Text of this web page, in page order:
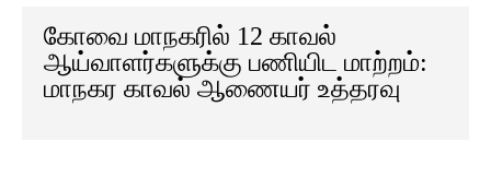
கோவை மாநகரில் 12 காவல்
ஆய்வாளர்களுக்கு பணியிட மாற்றம்:
மாநகர காவல் ஆணையர் உத்தரவு